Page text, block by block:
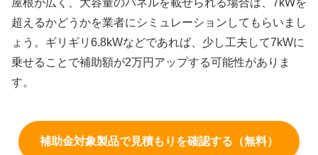
超えるかどうかを業者にシミュレーションしてもらいまし
ょう。ギリギリ6.8kWなどであれば、少し工夫して7kWに
乗せることで補助額が2万円アップする可能性がありま
す。
補助金対象製品で見積もりを確認する（無料）